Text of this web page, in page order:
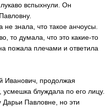
вспыхнули. Он
знала, что такое анчоусы.
то думала, что это какие-то
пожала плечами и ответила
Иванович, продолжая
усмешка блуждала по его лицу.
Павловне, но эти